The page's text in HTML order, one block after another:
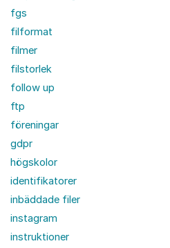
fgs
filformat
filmer
filstorlek
follow up
ftp
föreningar
gdpr
högskolor
identifikatorer
inbäddade filer
instagram
instruktioner